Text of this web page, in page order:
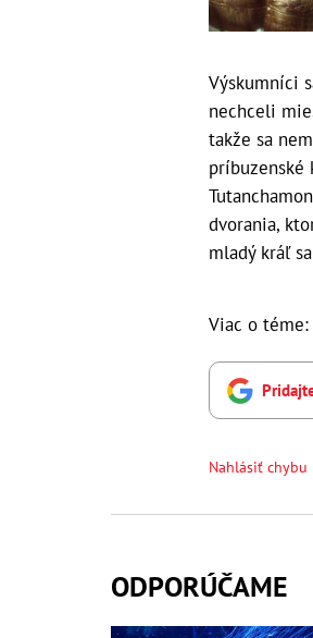
Výskumníci
nechceli
takže sa
dvorania,
mladý kráľ
Viac o téme:
Nahlásiť chybu
ODPORÚČAME